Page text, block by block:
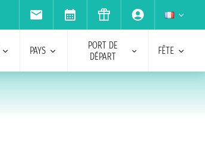
PAYS
PORT DE
DÉPART
FÊTE